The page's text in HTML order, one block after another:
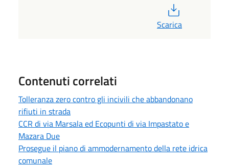
Scarica
Contenuti correlati
Tolleranza zero contro gli incivili che abbandonano
rifiuti in strada
CCR di via Marsala ed Ecopunti di via Impastato e
Mazara Due
Prosegue il piano di ammodernamento della rete idrica
comunale